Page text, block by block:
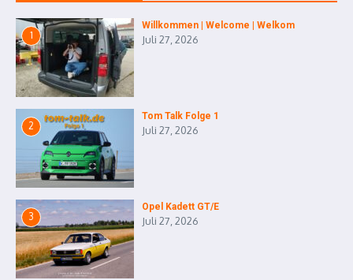
1
Willkommen | Welcome | Welkom
Juli 27, 2026
2
Tom Talk Folge 1
Juli 27, 2026
3
Opel Kadett GT/E
Juli 27, 2026